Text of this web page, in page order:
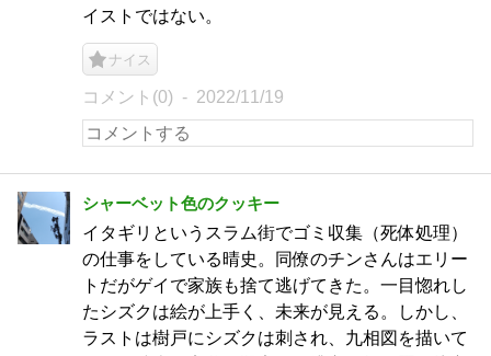
イストではない。
ナイス
コメント(0) 2022/11/19
シャーベット色のクッキー
イタギリというスラム街でゴミ収集（死体処理）
の仕事をしている晴史。同僚のチンさんはエリー
トだがゲイで家族も捨て逃げてきた。一目惚れし
たシズクは絵が上手く、未来が見える。しかし、
ラストは樹戸にシズクは刺され、九相図を描いて